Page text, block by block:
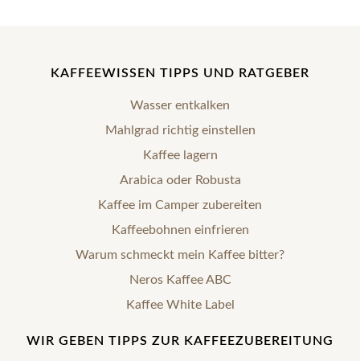
KAFFEEWISSEN TIPPS UND RATGEBER
Wasser entkalken
Mahlgrad richtig einstellen
Kaffee lagern
Arabica oder Robusta
Kaffee im Camper zubereiten
Kaffeebohnen einfrieren
Warum schmeckt mein Kaffee bitter?
Neros Kaffee ABC
Kaffee White Label
WIR GEBEN TIPPS ZUR KAFFEEZUBEREITUNG